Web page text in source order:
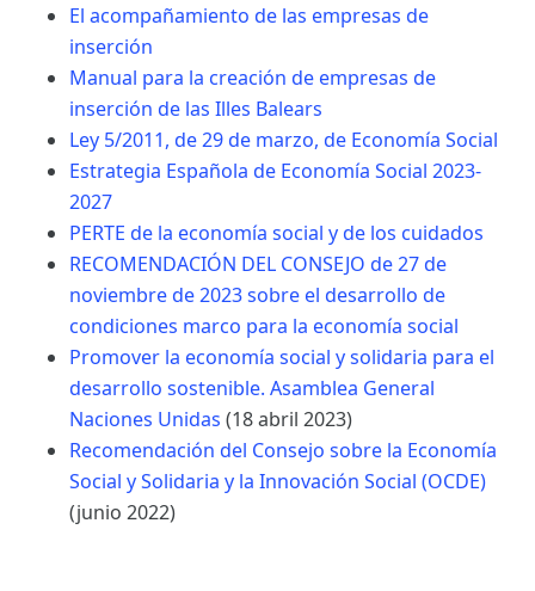
El acompañamiento de las empresas de
inserción
Manual para la creación de empresas de
inserción de las Illes Balears
Ley 5/2011, de 29 de marzo, de Economía Social
Estrategia Española de Economía Social 2023-
2027
PERTE de la economía social y de los cuidados
RECOMENDACIÓN DEL CONSEJO de 27 de
noviembre de 2023 sobre el desarrollo de
condiciones marco para la economía social
Promover la economía social y solidaria para el
desarrollo sostenible. Asamblea General
Naciones Unidas (18 abril 2023)
Recomendación del Consejo sobre la Economía
Social y Solidaria y la Innovación Social (OCDE)
(junio 2022)